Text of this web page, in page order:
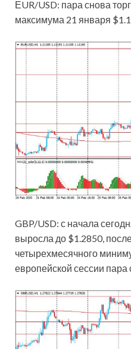
ЕUR/USD: пара снова
максимума 21 января
GBP/USD: с начала
выросла до $1.2850,
четырехмесячного
европейской сессии пара